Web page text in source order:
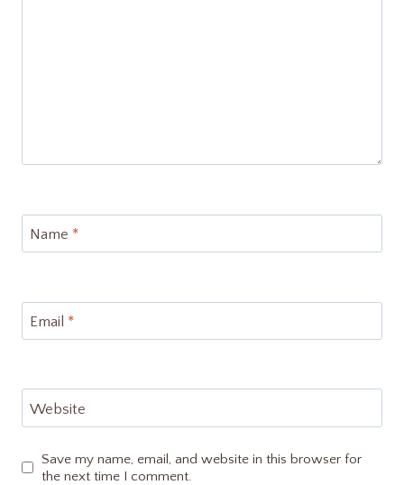
Name *
Email *
Website
Save my name, email, and website in this browser for
the next time I comment.